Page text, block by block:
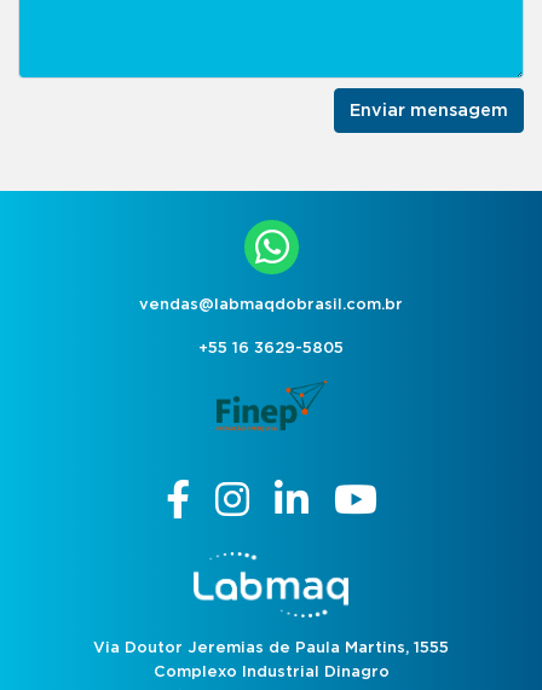
Enviar mensagem
vendas@labmaqdobrasil.com.br
+55 16 3629-5805
Via Doutor Jeremias de Paula Martins, 1555
Complexo Industrial Dinagro